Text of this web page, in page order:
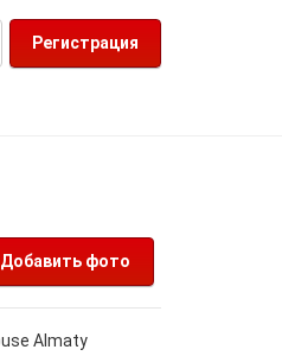
Регистрация
Добавить фото